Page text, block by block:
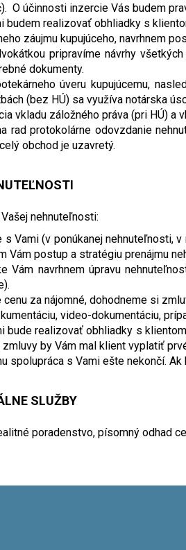
O účinnosti inzercie Vás budem
budem realizovať obhliadky s
záujmu kupujúceho, navrhnem
pripravíme návrhy
dokumenty.
úveru kupujúcemu,
(bez HÚ) sa využíva notárska
vkladu záložného práva (pri HÚ) a
rad protokolárne odovzdanie
obchod je uzavretý.
nehnuteľnosti:
Vami (v ponúkanej nehnuteľnosti,
Vám postup a stratégiu prenájmu
Vám navrhnem úpravu
za nájomné, dohodneme si
video-dokumentáciu,
bude realizovať obhliadky s
by Vám mal klient vyplatiť
spolupráca s Vami ešte nekončí.
SLUŽBY
poradenstvo, písomný odhad